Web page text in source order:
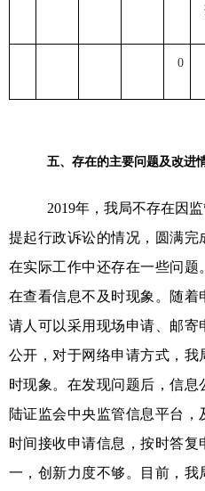
0
五、存在的主要问题及改进
2019年，我局不存在因
提起行政诉讼的情况 ，圆满
在实际工作中还存在一些问题
在查看信息不及时现象。随着
请人可以采用现场申请、邮
公开，对于网络申请方式，我
时现象。在发现问题后，信
陆证监会中央监管信息平台
时间接收申请信息，按时答复
一，创新力度不够。目前，